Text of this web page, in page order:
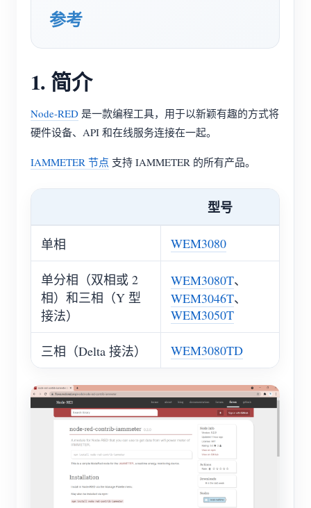
能源预测与仿真系统
用电监控
光伏热水器控制系统
工厂能源监控
商店
资源
产品快速开始
新闻
社区
贡献者计划
应用商店
站点探索
解决方案
联系我们
参考
1. 简介
Node-RED 是一款编程工具，用于以新颖有趣的方式将
硬件设备、API 和在线服务连接在一起。
IAMMETER 节点 支持 IAMMETER 的所有产品。
型号
单相 WEM3080
单分相（双相或 2
相）和三相（Y 型
接法）
WEM3080T、
WEM3046T、
WEM3050T
三相（Delta 接法） WEM3080TD